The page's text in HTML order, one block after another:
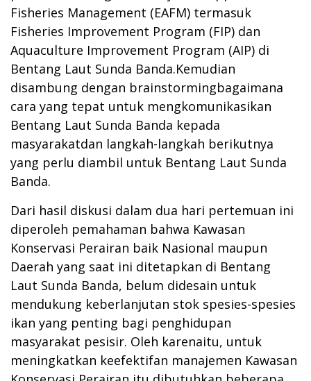
Fisheries Management (EAFM) termasuk
Fisheries Improvement Program (FIP) dan
Aquaculture Improvement Program (AIP) di
Bentang Laut Sunda Banda.Kemudian
disambung dengan brainstormingbagaimana
cara yang tepat untuk mengkomunikasikan
Bentang Laut Sunda Banda kepada
masyarakatdan langkah-langkah berikutnya
yang perlu diambil untuk Bentang Laut Sunda
Banda.
Dari hasil diskusi dalam dua hari pertemuan ini
diperoleh pemahaman bahwa Kawasan
Konservasi Perairan baik Nasional maupun
Daerah yang saat ini ditetapkan di Bentang
Laut Sunda Banda, belum didesain untuk
mendukung keberlanjutan stok spesies-spesies
ikan yang penting bagi penghidupan
masyarakat pesisir. Oleh karenaitu, untuk
meningkatkan keefektifan manajemen Kawasan